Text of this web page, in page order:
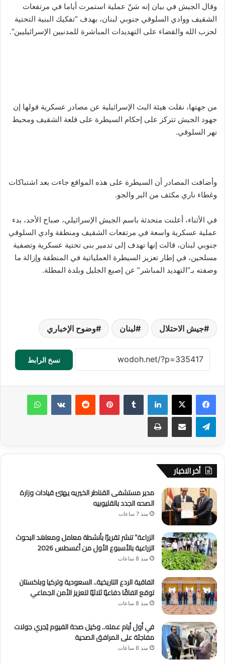
وقال الجيش في بيان إنه شنّ عملية استمرت أياما في مرتفعات
الشقيف ووادي السلوقي جنوبي لبنان، بهدف “تفكيك البنية التحتية
لحزب الله والقضاء على التهديدات المباشرة للمدنيين الإسرائيليين”.
من جهتها، نقلت هيئة البث الإسرائيلية عن مصادر عسكرية قولها إن
جهود الجيش تتركز على إحكام السيطرة على قلعة الشقيف ومحيط
نهر السلوقي.
وأضافت المصادر أن السيطرة على هذه المواقع جاءت بعد اشتباكات
وغطاء ناري مكثف من البر والجو.
في الأثناء، أعلنت متحدثة باسم الجيش الإسرائيلي، صباح الأحد، بدء
عملية عسكرية واسعة في مرتفعات الشقيف ومنطقة وادي السلوقي
جنوبي لبنان، قالت إنها تهدف إلى تدمير بنى تحتية عسكرية وتصفية
مسلحين، في إطار تعزيز السيطرة العملياتية في المنطقة وإزالة ما
وصفته بـ”التهديد المباشر” عن إصبع الجليل وبلدة المطلة.
جيش الاحتلال لبنان وضوح الإخباري
نسخ الرابط
لينكدإن بينتيريست
أخر الاخبار
مدير مستشفى القناطر الخيريه يهنئ قيادات وزارة
الصحه الجدد بالقليوبيه
منذ 7 ساعات
الزراعة” تنشر تقريرًا بأنشطة معامل ومعاهد البحوث
الزراعية بالأسبوع الأول من أغسطس 2026
منذ 8 ساعات
اتفاقية الردع التاريخية.. السعودية وتركيا وباكستان
توقع اتفاقًا دفاعيًا ثلاثيًا لتعزيز الأمن الجماعي
منذ 8 ساعات
في أول أيام عمله.. وكيل صحة الفيوم يُجري جولات
مفاجئة على المرافق الصحية
منذ 8 ساعات